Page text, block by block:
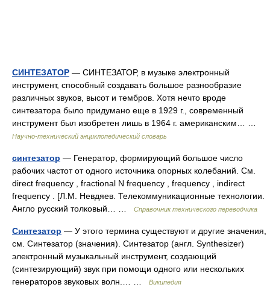
СИНТЕЗАТОР — СИНТЕЗАТОР, в музыке электронный
инструмент, способный создавать большое разнообразие
различных звуков, высот и тембров. Хотя нечто вроде
синтезатора было придумано еще в 1929 г., современный
инструмент был изобретен лишь в 1964 г. американским… …
Научно-технический энциклопедический словарь
синтезатор — Генератор, формирующий большое число
рабочих частот от одного источника опорных колебаний. См.
direct frequency , fractional N frequency , frequency , indirect
frequency . [Л.М. Невдяев. Телекоммуникационные технологии.
Англо русский толковый… …
Справочник технического переводчика
Синтезатор — У этого термина существуют и другие значения,
см. Синтезатор (значения). Синтезатор (англ. Synthesizer)
электронный музыкальный инструмент, создающий
(синтезирующий) звук при помощи одного или нескольких
генераторов звуковых волн.… …
Википедия